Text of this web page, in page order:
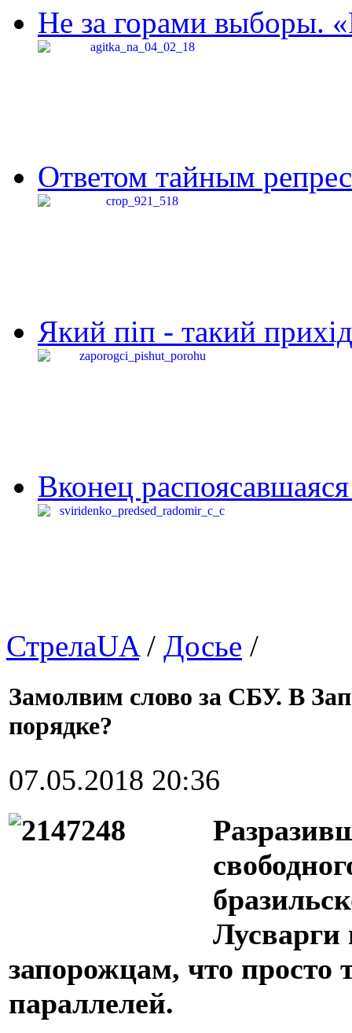
Не за горами выборы.
Ответом тайным
Який піп - такий
Вконец
СтрелаUA/ Досье /
Замолвим слово за СБУ. В
порядке?
07.05.2018 20:36
Лусварги
запорожцам, что просто
параллелей.